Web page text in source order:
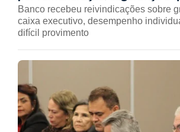
Banco recebeu reivindicações sobre
caixa executivo, desempenho
difícil provimento